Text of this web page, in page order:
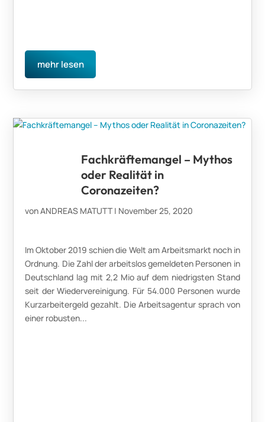
mehr lesen
Fachkräftemangel – Mythos
oder Realität in
Coronazeiten?
vonANDREAS MATUTT| November 25, 2020
Im Oktober 2019 schien die Welt am Arbeitsmarkt noch in
Ordnung. Die Zahl der arbeitslos gemeldeten Personen in
Deutschland lag mit 2,2 Mio auf dem niedrigsten Stand
seit der Wiedervereinigung. Für 54.000 Personen wurde
Kurzarbeitergeld gezahlt. Die Arbeitsagentur sprach von
einer robusten...